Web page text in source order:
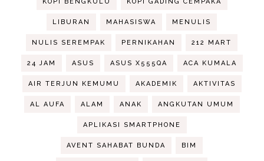
LIBURAN MAHASISWA MENULIS
NULIS SEREMPAK PERNIKAHAN 212 MART
24 JAM ASUS ASUS X555QA ACA KUMALA
AIR TERJUN KEMUMU AKADEMIK AKTIVITAS
AL AUFA ALAM ANAK ANGKUTAN UMUM
APLIKASI SMARTPHONE
AVENT SAHABAT BUNDA BIM